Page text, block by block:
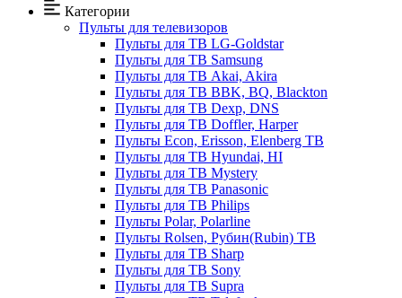
Категории
Пульты для телевизоров
Пульты для ТВ LG-Goldstar
Пульты для ТВ Samsung
Пульты для ТВ Akai, Akira
Пульты для ТВ BBK, BQ, Blackton
Пульты для ТВ Dexp, DNS
Пульты для ТВ Doffler, Harper
Пульты Econ, Erisson, Elenberg ТВ
Пульты для ТВ Hyundai, HI
Пульты для ТВ Mystery
Пульты для ТВ Panasonic
Пульты для ТВ Philips
Пульты Polar, Polarline
Пульты Rolsen, Рубин(Rubin) ТВ
Пульты для ТВ Sharp
Пульты для ТВ Sony
Пульты для ТВ Supra